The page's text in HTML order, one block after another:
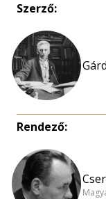
Szerző:
Rendező: